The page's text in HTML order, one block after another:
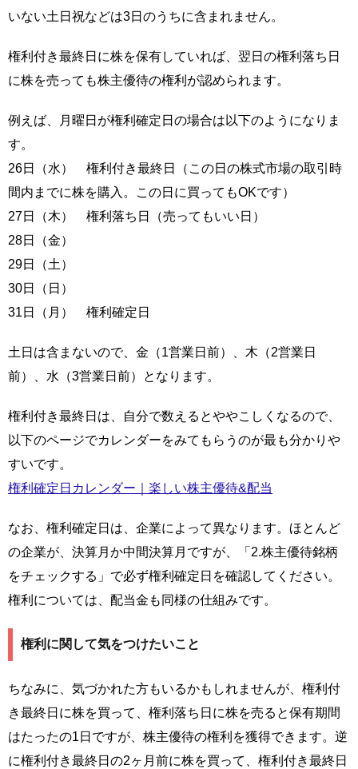
いない土日祝などは3日のうちに含まれません。
権利付き最終日に株を保有していれば、翌日の権利落ち日
に株を売っても株主優待の権利が認められます。
例えば、月曜日が権利確定日の場合は以下のようになりま
す。
26日（水） 権利付き最終日（この日の株式市場の取引時
間内までに株を購入。この日に買ってもOKです）
27日（木） 権利落ち日（売ってもいい日）
28日（金）
29日（土）
30日（日）
31日（月） 権利確定日
土日は含まないので、金（1営業日前）、木（2営業日
前）、水（3営業日前）となります。
権利付き最終日は、自分で数えるとややこしくなるので、
以下のページでカレンダーをみてもらうのが最も分かりや
すいです。
権利確定日カレンダー｜楽しい株主優待&配当
なお、権利確定日は、企業によって異なります。ほとんど
の企業が、決算月か中間決算月ですが、「2.株主優待銘柄
をチェックする」で必ず権利確定日を確認してください。
権利については、配当金も同様の仕組みです。
権利に関して気をつけたいこと
ちなみに、気づかれた方もいるかもしれませんが、権利付
き最終日に株を買って、権利落ち日に株を売ると保有期間
はたったの1日ですが、株主優待の権利を獲得できます。逆
に権利付き最終日の2ヶ月前に株を買って、権利付き最終日